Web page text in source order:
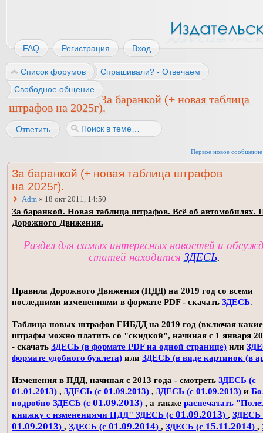
FAQ Регистрация Вход
Список форумов
Спрашивали? - Отвечаем
Свободное общение
За баранкой (+ новая таблица
штрафов на 2025г).
Ответить
Первое новое сообщение
За баранкой (+ новая таблица штрафов
на 2025г).
Adm » 18 окт 2011, 14:50
За баранкой. Новая таблица штрафов. Всё об автомобилях.
Дорожного Движения.
Раздел для самых интересных новостей и
статей находится ЗДЕСЬ.
Правила Дорожного Движения (ПДД) на 2019 год со всеми
последними изменениями в формате PDF - скачать ЗДЕСЬ.
Таблица новых штрафов ГИБДД на 2019 год (включая какие
штрафы можно платить со "скидкой", начиная с 1 января
- скачать ЗДЕСЬ (в формате PDF на одной странице) или
формате удобного буклета) или ЗДЕСЬ (в виде картинок (в
Изменения в ПДД, начиная с 2013 года - смотреть ЗДЕСЬ (с
01.01.2013) , ЗДЕСЬ (с 01.09.2013) , ЗДЕСЬ (с 01.09.2013) и
подробно ЗДЕСЬ (с 01.09.2013) , а также распечатать
книжку с изменениями ПДД" ЗДЕСЬ (с 01.09.2013) , ЗДЕСЬ
01.09.2013) , ЗДЕСЬ (с 01.09.2014) , ЗДЕСЬ (с 15.11.2014) ,